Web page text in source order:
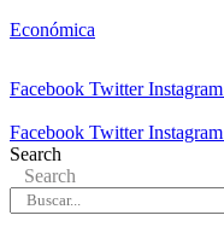
Económica
Facebook Twitter Instagram
Facebook Twitter Instagram
Search
Search